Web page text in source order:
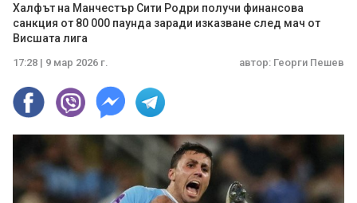
Халфът на Манчестър Сити Родри получи финансова
санкция от 80 000 паунда заради изказване след мач от
Висшата лига
17:28 | 9 мар 2026 г. автор: Георги Пешев